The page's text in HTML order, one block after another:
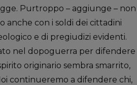
Purtroppo – aggiunge – non
anche con i soldi dei cittadini
e di pregiudizi evidenti.
nel dopoguerra per difendere
originario sembra smarrito,
continueremo a difendere chi,